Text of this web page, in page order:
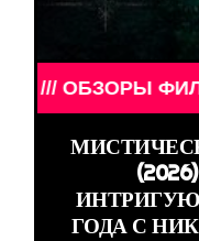
ФИЛЬМОВ
ГОДА С